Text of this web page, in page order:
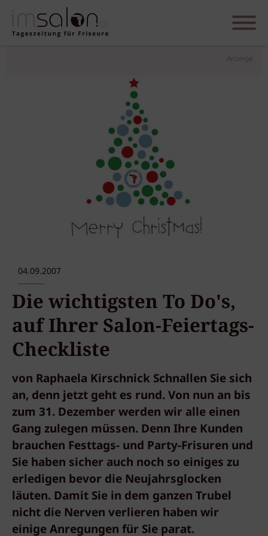
Anzeige
04.09.2007
Die wichtigsten To Do's,
auf Ihrer Salon-Feiertags-
Checkliste
von Raphaela Kirschnick Schnallen Sie sich
an, denn jetzt geht es rund. Von nun an bis
zum 31. Dezember werden wir alle einen
Gang zulegen müssen. Denn Ihre Kunden
brauchen Festtags- und Party-Frisuren und
Sie haben sicher auch noch so einiges zu
erledigen bevor die Neujahrsglocken
läuten. Damit Sie in dem ganzen Trubel
nicht die Nerven verlieren haben wir
einige Anregungen für Sie parat.